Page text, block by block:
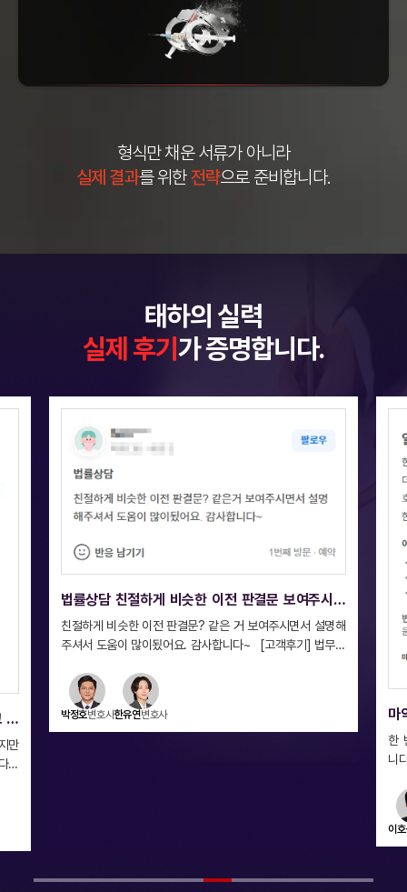
형식만 채운 서류가 아니라
실제 결과를 위한전략으로 준비합니다.
태하의 실력
실제 후기 가 증명합니다.
이전 판결문 보여주시면
거 보여주시면서 설명해
고객후기] 법무법
마약변호사후기. 한 번의 호기심으로
봐 걱정했습니다. 변호사님 믿고 다시
한 번의 호기심으로 평생을 망칠까봐 너무
사합니다. #법무법인태하 #변호사후기 #법